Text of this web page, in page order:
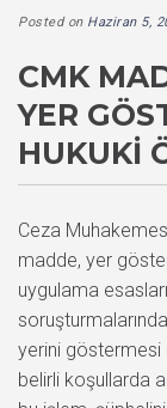
Posted on Haziran 5,
CMK
YER
HUKUKI
Ceza
madde, yer
uygulama
yerini göstermesi
belirli koşullarda